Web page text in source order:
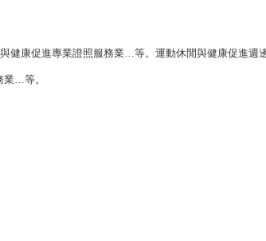
健康促進專業證照服務業…等。運動休閒與健康促進週
業…等。